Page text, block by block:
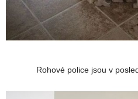
Rohové police jsou v